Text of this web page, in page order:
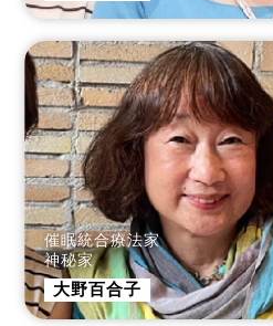
催眠統合療法家
神秘家
大野百合子